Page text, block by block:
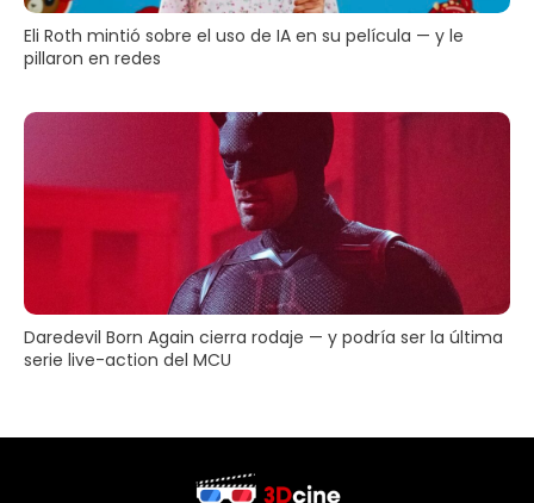
Eli Roth mintió sobre el uso de IA en su película — y le
pillaron en redes
Daredevil Born Again cierra rodaje — y podría ser la última
serie live-action del MCU